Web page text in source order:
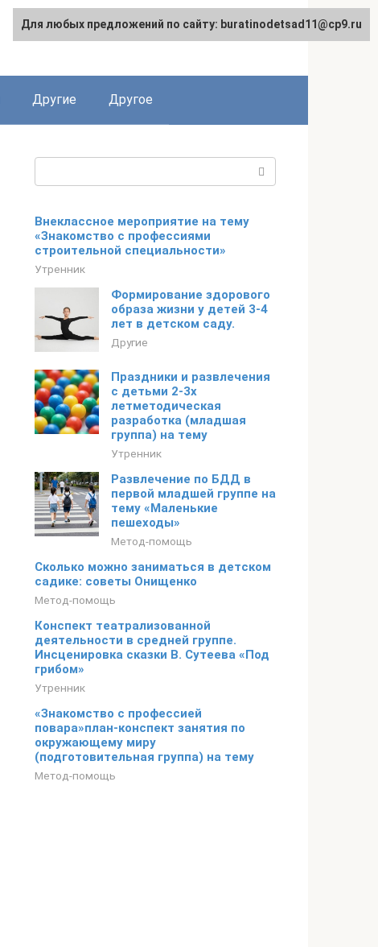
Другие Другое
Внеклассное мероприятие на тему
«Знакомство с профессиями
строительной специальности»
Утренник
Формирование здорового
образа жизни у детей 3-4
лет в детском саду.
Другие
Праздники и развлечения
с детьми 2-3х
летметодическая
разработка (младшая
группа) на тему
Утренник
Развлечение по БДД в
первой младшей группе на
тему «Маленькие
пешеходы»
Метод-помощь
Сколько можно заниматься в детском
садике: советы Онищенко
Метод-помощь
Конспект театрализованной
деятельности в средней группе.
Инсценировка сказки В. Сутеева «Под
грибом»
Утренник
«Знакомство с профессией
повара»план-конспект занятия по
окружающему миру
(подготовительная группа) на тему
Метод-помощь
Для любых предложений по сайту: buratinodetsad11@cp9.ru